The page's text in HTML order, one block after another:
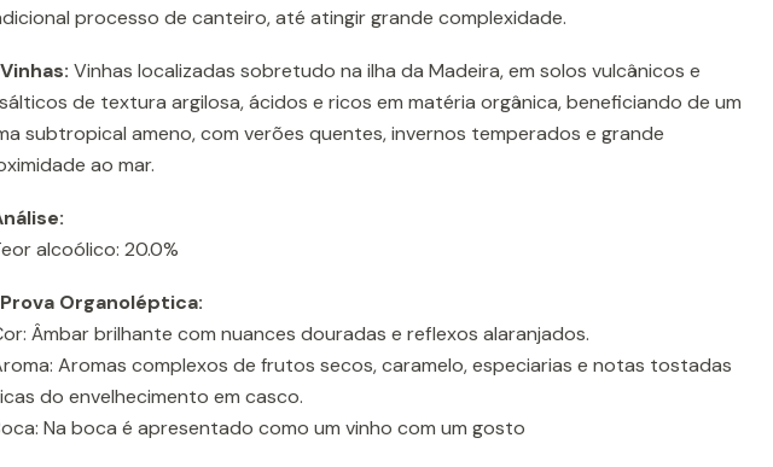
processo de canteiro, até atingir grande complexidade.
Vinhas: Vinhas localizadas sobretudo na ilha da Madeira, em solos vulcânicos e
de textura argilosa, ácidos e ricos em matéria orgânica, beneficiando de um
subtropical ameno, com verões quentes, invernos temperados e grande
ao mar.
alcoólico: 20.0%
Prova Organoléptica:
Âmbar brilhante com nuances douradas e reflexos alaranjados.
Aromas complexos de frutos secos, caramelo, especiarias e notas tostadas
do envelhecimento em casco.
Na boca é apresentado como um vinho com um gosto